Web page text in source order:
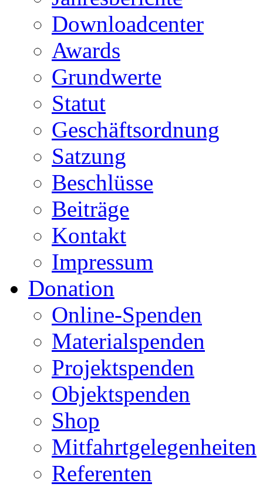
Downloadcenter
Awards
Grundwerte
Statut
Geschäftsordnung
Satzung
Beschlüsse
Beiträge
Kontakt
Impressum
Donation
Online-Spenden
Materialspenden
Projektspenden
Objektspenden
Shop
Mitfahrtgelegenheiten
Referenten